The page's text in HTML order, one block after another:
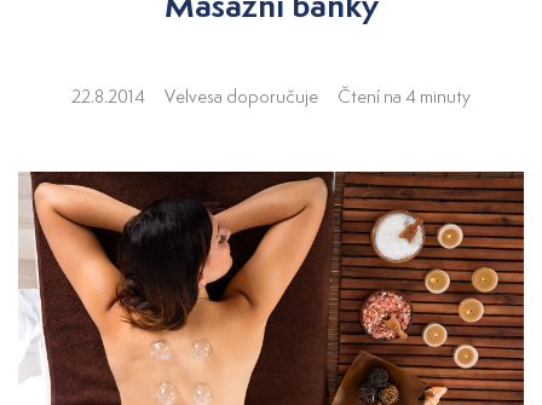
22.8.2014 Velvesa doporučuje Čtení na 4 minuty